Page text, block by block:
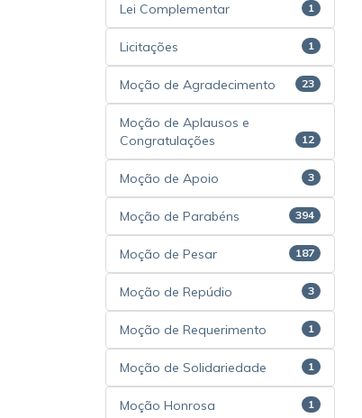
Lei Complementar 1
Licitações 1
Moção de Agradecimento 23
Moção de Aplausos e
Congratulações
12
Moção de Apoio 3
Moção de Parabéns 394
Moção de Pesar 187
Moção de Repúdio 3
Moção de Requerimento 1
Moção de Solidariedade 1
Moção Honrosa 1